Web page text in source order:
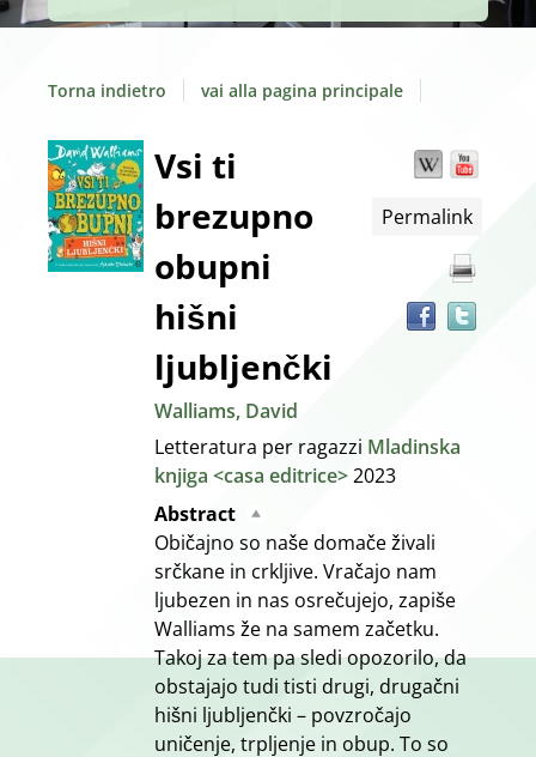
Torna indietro vai alla pagina principale
Dettaglio
del
documento
Wikipedia
Permalink
Vsi ti
brezupno
obupni
hišni
ljubljenčki
Walliams, David
Letteratura per ragazzi Mladinska
knjiga <casa editrice>2023
Abstract
Običajno so naše domače živali
srčkane in crkljive. Vračajo nam
ljubezen in nas osrečujejo, zapiše
Walliams že na samem začetku.
Takoj za tem pa sledi opozorilo, da
obstajajo tudi tisti drugi, drugačni
hišni ljubljenčki – povzročajo
uničenje, trpljenje in obup. To so